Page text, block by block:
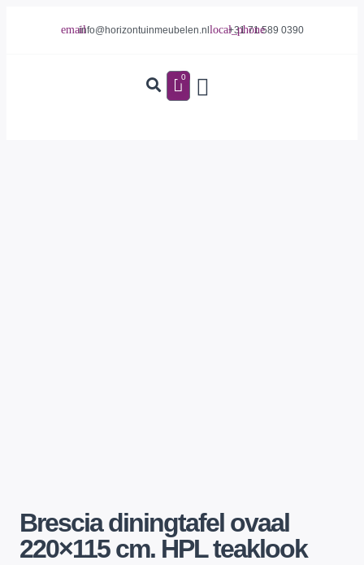
info@horizontuinmeubelen.nl +31 71 589 0390
0
Brescia diningtafel ovaal
220×115 cm. HPL teaklook